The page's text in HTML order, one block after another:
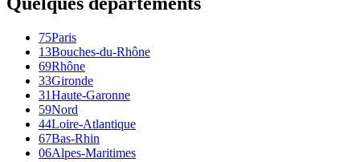
75Paris
13Bouches-du-Rhône
69Rhône
33Gironde
31Haute-Garonne
59Nord
44Loire-Atlantique
67Bas-Rhin
06Alpes-Maritimes